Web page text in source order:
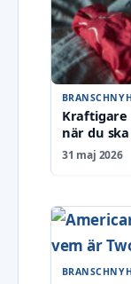
Kraftigare
när du
31 maj 2026